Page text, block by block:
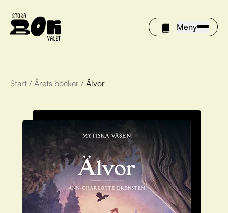
Meny
Årets böcker
Om Stora bokvalet
Olivia tipsar
Vinnare
FAQ
Start / Årets böcker / Älvor